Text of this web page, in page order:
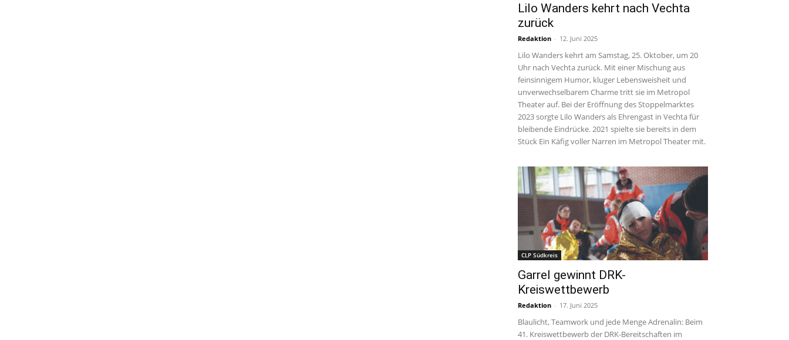
Lilo Wanders kehrt nach Vechta
zurück
Redaktion - 12. Juni 2025
Lilo Wanders kehrt am Samstag, 25. Oktober, um 20
Uhr nach Vechta zurück. Mit einer Mischung aus
feinsinnigem Humor, kluger Lebensweisheit und
unverwechselbarem Charme tritt sie im Metropol
Theater auf. Bei der Eröffnung des Stoppelmarktes
2023 sorgte Lilo Wanders als Ehrengast in Vechta für
bleibende Eindrücke. 2021 spielte sie bereits in dem
Stück Ein Käfig voller Narren im Metropol Theater mit.
CLP Südkreis
Garrel gewinnt DRK-
Kreiswettbewerb
Redaktion - 17. Juni 2025
Blaulicht, Teamwork und jede Menge Adrenalin: Beim
41. Kreiswettbewerb der DRK-Bereitschaften im